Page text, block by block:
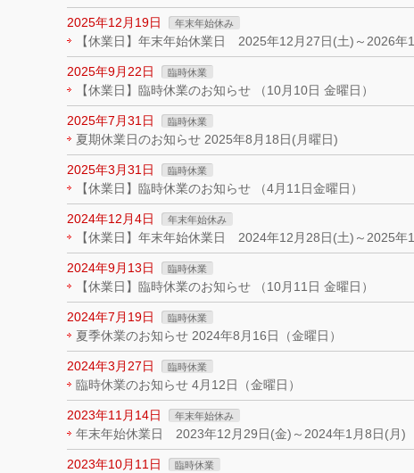
2025年12月19日 年末年始休み
【休業日】年末年始休業日 2025年12月27日(土)～2026年
2025年9月22日 臨時休業
【休業日】臨時休業のお知らせ （10月10日 金曜日）
2025年7月31日 臨時休業
夏期休業日のお知らせ 2025年8月18日(月曜日)
2025年3月31日 臨時休業
【休業日】臨時休業のお知らせ （4月11日金曜日）
2024年12月4日 年末年始休み
【休業日】年末年始休業日 2024年12月28日(土)～2025年
2024年9月13日 臨時休業
【休業日】臨時休業のお知らせ （10月11日 金曜日）
2024年7月19日 臨時休業
夏季休業のお知らせ 2024年8月16日（金曜日）
2024年3月27日 臨時休業
臨時休業のお知らせ 4月12日（金曜日）
2023年11月14日 年末年始休み
年末年始休業日 2023年12月29日(金)～2024年1月8日(月)
2023年10月11日 臨時休業